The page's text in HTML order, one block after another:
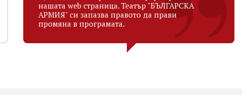
нашата web страница. Театър "БЪЛГАРСКА
АРМИЯ" си запазва правото да прави
промяна в програмата.